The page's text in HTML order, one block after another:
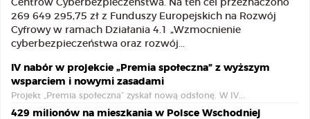
Centrów Cyberbezpieczeństwa. Na ten cel przeznaczono
269 649 295,75 zł z Funduszy Europejskich na Rozwój
Cyfrowy w ramach Działania 4.1 „Wzmocnienie
cyberbezpieczeństwa oraz rozwój...
IV nabór w projekcie „Premia społeczna” z wyższym
wsparciem i nowymi zasadami
Projekt „Premia społeczna” zyskał nową odsłonę. W IV...
429 milionów na mieszkania w Polsce Wschodniej